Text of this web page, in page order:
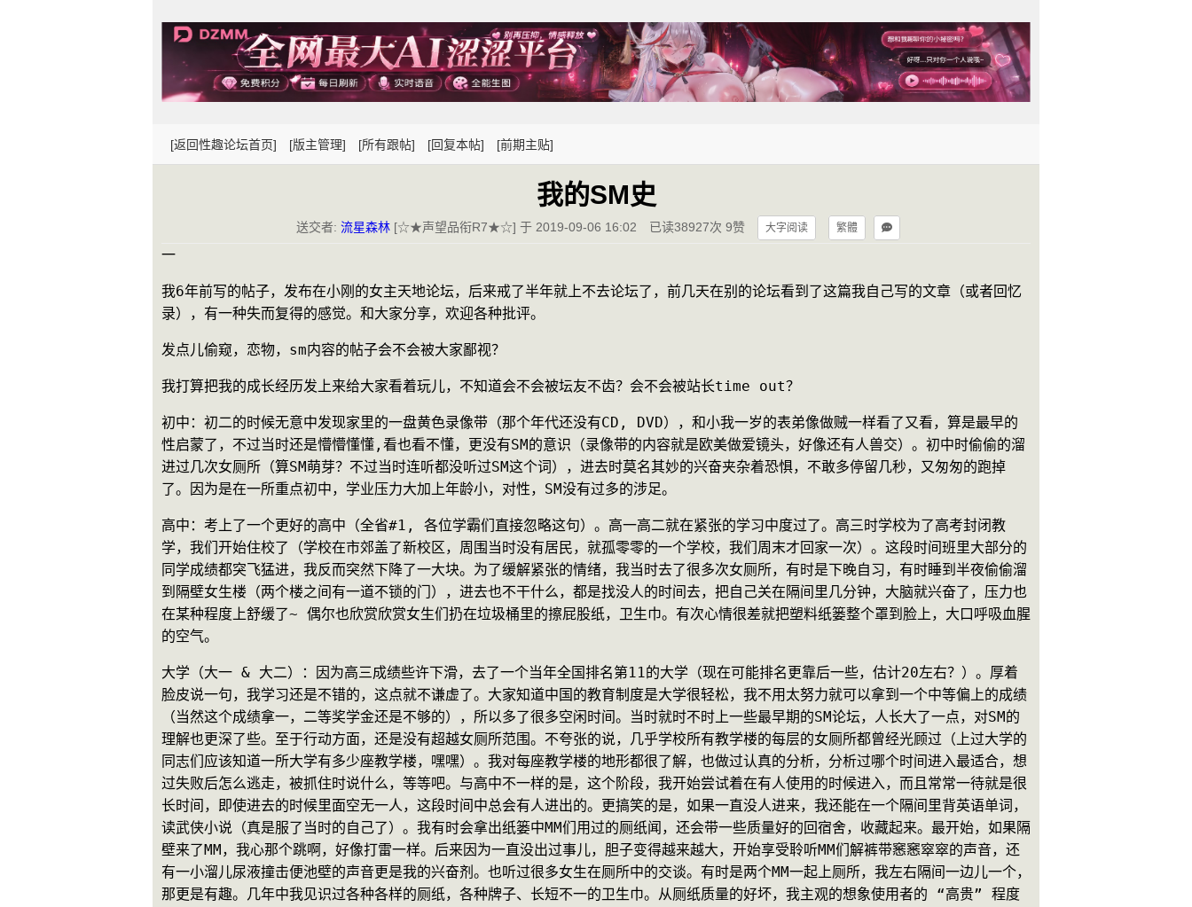
[返回性趣论坛首页] [版主管理] [所有跟帖] [回复本帖] [前期主贴]
我的SM史
送交者: 流星森林 [☆★声望品衔R7★☆] 于 2019-09-06 16:02 已读38927次 9赞 大字阅读 繁體
一
我6年前写的帖子，发布在小刚的女主天地论坛，后来戒了半年就上不去论坛了，前几天在别的论坛看到了这篇我自己写的文章（或者回忆
录），有一种失而复得的感觉。和大家分享，欢迎各种批评。
发点儿偷窥，恋物，sm内容的帖子会不会被大家鄙视？
我打算把我的成长经历发上来给大家看着玩儿，不知道会不会被坛友不齿？会不会被站长time out？
初中：初二的时候无意中发现家里的一盘黄色录像带（那个年代还没有CD, DVD），和小我一岁的表弟像做贼一样看了又看，算是最早的
性启蒙了，不过当时还是懵懵懂懂,看也看不懂，更没有SM的意识（录像带的内容就是欧美做爱镜头，好像还有人兽交）。初中时偷偷的溜
进过几次女厕所（算SM萌芽？不过当时连听都没听过SM这个词），进去时莫名其妙的兴奋夹杂着恐惧，不敢多停留几秒，又匆匆的跑掉
了。因为是在一所重点初中，学业压力大加上年龄小，对性，SM没有过多的涉足。
高中：考上了一个更好的高中（全省#1, 各位学霸们直接忽略这句）。高一高二就在紧张的学习中度过了。高三时学校为了高考封闭教
学，我们开始住校了（学校在市郊盖了新校区，周围当时没有居民，就孤零零的一个学校，我们周末才回家一次）。这段时间班里大部分的
同学成绩都突飞猛进，我反而突然下降了一大块。为了缓解紧张的情绪，我当时去了很多次女厕所，有时是下晚自习，有时睡到半夜偷偷溜
到隔壁女生楼（两个楼之间有一道不锁的门），进去也不干什么，都是找没人的时间去，把自己关在隔间里几分钟，大脑就兴奋了，压力也
在某种程度上舒缓了~ 偶尔也欣赏欣赏女生们扔在垃圾桶里的擦屁股纸，卫生巾。有次心情很差就把塑料纸篓整个罩到脸上，大口呼吸血腥
的空气。
大学（大一 & 大二）：因为高三成绩些许下滑，去了一个当年全国排名第11的大学（现在可能排名更靠后一些，估计20左右？）。厚着
脸皮说一句，我学习还是不错的，这点就不谦虚了。大家知道中国的教育制度是大学很轻松，我不用太努力就可以拿到一个中等偏上的成绩
（当然这个成绩拿一，二等奖学金还是不够的），所以多了很多空闲时间。当时就时不时上一些最早期的SM论坛，人长大了一点，对SM的
理解也更深了些。至于行动方面，还是没有超越女厕所范围。不夸张的说，几乎学校所有教学楼的每层的女厕所都曾经光顾过（上过大学的
同志们应该知道一所大学有多少座教学楼，嘿嘿）。我对每座教学楼的地形都很了解，也做过认真的分析，分析过哪个时间进入最适合，想
过失败后怎么逃走，被抓住时说什么，等等吧。与高中不一样的是，这个阶段，我开始尝试着在有人使用的时候进入，而且常常一待就是很
长时间，即使进去的时候里面空无一人，这段时间中总会有人进出的。更搞笑的是，如果一直没人进来，我还能在一个隔间里背英语单词，
读武侠小说（真是服了当时的自己了）。我有时会拿出纸篓中MM们用过的厕纸闻，还会带一些质量好的回宿舍，收藏起来。最开始，如果隔
壁来了MM，我心那个跳啊，好像打雷一样。后来因为一直没出过事儿，胆子变得越来越大，开始享受聆听MM们解裤带窸窸窣窣的声音，还
有一小溜儿尿液撞击便池壁的声音更是我的兴奋剂。也听过很多女生在厕所中的交谈。有时是两个MM一起上厕所，我左右隔间一边儿一个，
那更是有趣。几年中我见识过各种各样的厕纸，各种牌子、长短不一的卫生巾。从厕纸质量的好坏，我主观的想象使用者的 “高贵” 程度